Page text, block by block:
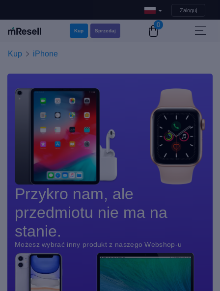
Zaloguj
Kup Sprzedaj
0
Kup iPhone
Przykro nam, ale
przedmiotu nie ma na
stanie.
Możesz wybrać inny produkt z naszego Webshop-u